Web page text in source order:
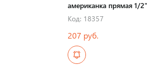
американка прямая 1/
Код: 18357
207 руб.